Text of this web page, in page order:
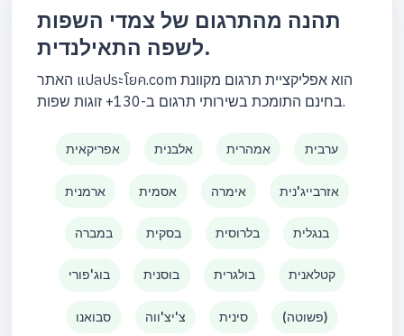
תהנה מהתרגום של צמדי השפות
לשפה התאילנדית.
האתר แปลประโยค.com הוא אפליקציית תרגום מקוונת
בחינם התומכת בשירותי תרגום ב-130+ זוגות שפות.
אפריקאית אלבנית אמהרית ערבית
ארמנית אסמית אימרה אזרבייג'נית
במברה בסקית בלרוסית בנגלית
בוג'פורי בוסנית בולגרית קטלאנית
סבואנו צ'יצ'ווה סינית (פשוטה)